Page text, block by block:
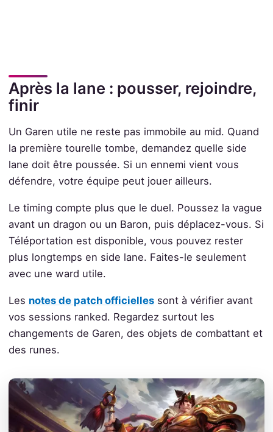
Après la lane : pousser, rejoindre,
finir
Un Garen utile ne reste pas immobile au mid. Quand
la première tourelle tombe, demandez quelle side
lane doit être poussée. Si un ennemi vient vous
défendre, votre équipe peut jouer ailleurs.
Le timing compte plus que le duel. Poussez la vague
avant un dragon ou un Baron, puis déplacez-vous. Si
Téléportation est disponible, vous pouvez rester
plus longtemps en side lane. Faites-le seulement
avec une ward utile.
Les notes de patch officiellessont à vérifier avant
vos sessions ranked. Regardez surtout les
changements de Garen, des objets de combattant et
des runes.